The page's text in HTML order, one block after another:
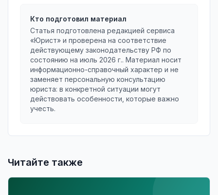
Кто подготовил материал
Статья подготовлена редакцией сервиса
«Юрист» и проверена на соответствие
действующему законодательству РФ по
состоянию на июль 2026 г.. Материал носит
информационно-справочный характер и не
заменяет персональную консультацию
юриста: в конкретной ситуации могут
действовать особенности, которые важно
учесть.
Читайте также